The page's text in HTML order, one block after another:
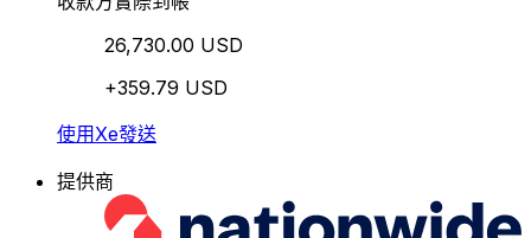
26,730.00 USD
+359.79 USD
使用Xe發送
提供商